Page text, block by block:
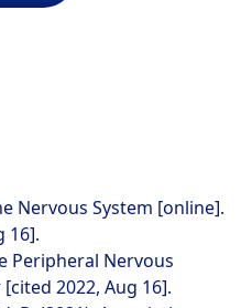
Nervous System [online].
16].
Peripheral Nervous
2022, Aug 16].